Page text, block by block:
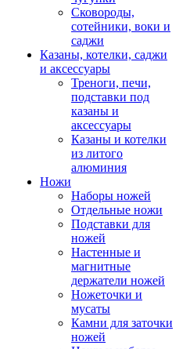
Сковороды,
сотейники, воки и
саджи
Казаны, котелки, саджи
и аксессуары
Треноги, печи,
подставки под
казаны и
аксессуары
Казаны и котелки
из литого
алюминия
Ножи
Наборы ножей
Отдельные ножи
Подставки для
ножей
Настенные и
магнитные
держатели ножей
Ножеточки и
мусаты
Камни для заточки
ножей